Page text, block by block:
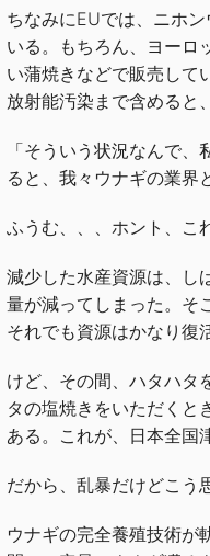
ちなみにEUでは、ニホ
いる。もちろん、ヨーロ
い蒲焼きなどで販売して
放射能汚染まで含めると
「そういう状況なんで
ると、我々ウナギの業界
ふうむ、、、ホント、こ
減少した水産資源は、し
量が減ってしまった。そ
それでも資源はかなり復
けど、その間、ハタハタ
タの塩焼きをいただくと
ある。これが、日本全国
だから、乱暴だけどこう
ウナギの完全養殖技術が